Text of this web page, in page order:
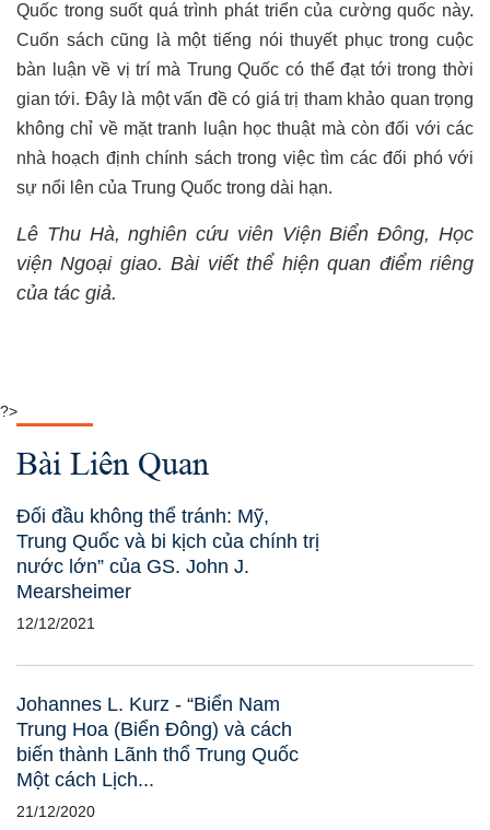
Quốc trong suốt quá trình phát triển của cường quốc này.
Cuốn sách cũng là một tiếng nói thuyết phục trong cuộc
bàn luận về vị trí mà Trung Quốc có thể đạt tới trong thời
gian tới. Đây là một vấn đề có giá trị tham khảo quan trọng
không chỉ về mặt tranh luận học thuật mà còn đối với các
nhà hoạch định chính sách trong việc tìm các đối phó với
sự nổi lên của Trung Quốc trong dài hạn.
Lê Thu Hà, nghiên cứu viên Viện Biển Đông, Học
viện Ngoại giao. Bài viết thể hiện quan điểm riêng
của tác giả.
?>
Bài Liên Quan
Đối đầu không thể tránh: Mỹ,
Trung Quốc và bi kịch của chính trị
nước lớn” của GS. John J.
Mearsheimer
12/12/2021
Johannes L. Kurz - “Biển Nam
Trung Hoa (Biển Đông) và cách
biến thành Lãnh thổ Trung Quốc
Một cách Lịch...
21/12/2020